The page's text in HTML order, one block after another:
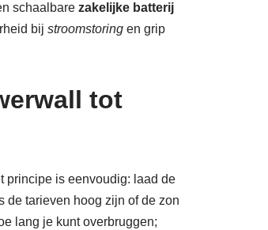
schaalbare zakelijke batterij
bij stroomstoringen grip
tot
principe is eenvoudig: laad de
de tarieven hoog zijn of de zon
lang je kunt overbruggen;